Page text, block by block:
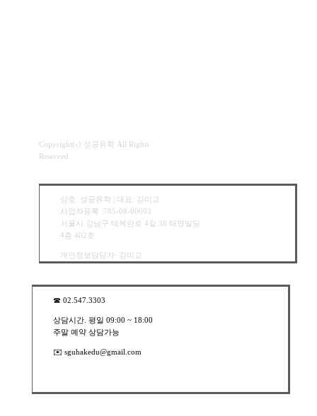
Copyright(c) 성공유학 All Rights
Reserved.
상호: 성공유학 | 대표: 김미교
사업자등록 :785-08-00693
서울시 강남구 테헤란로 4길 38 태영빌딩
4층 402호
개인정보담당자: 김미교
☎︎ 02.547.3303
상담시간. 평일 09:00 ~ 18:00
주말 예약 상담가능
✉️ sguhakedu@gmail.com